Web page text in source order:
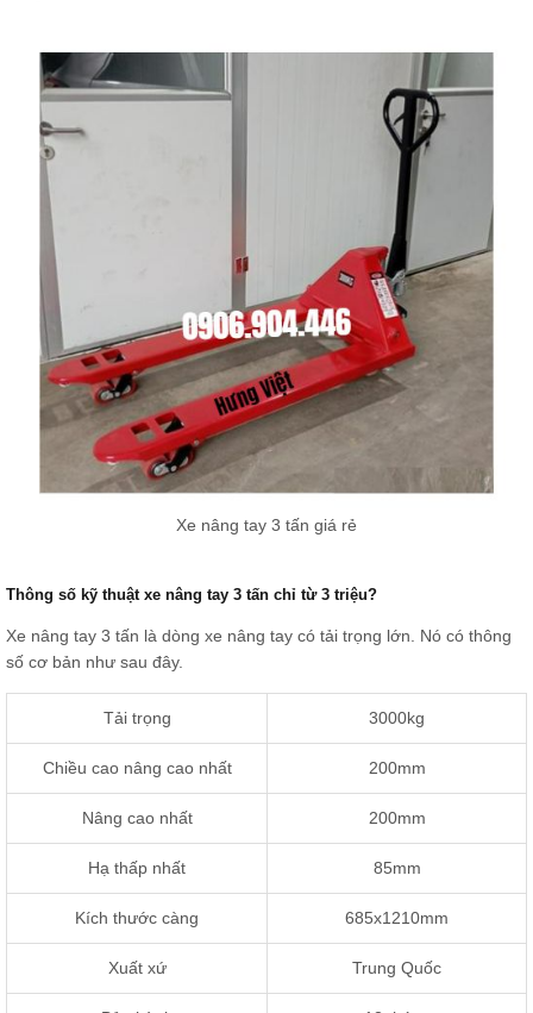
Xe nâng tay 3 tấn giá rẻ
Thông số kỹ thuật xe nâng tay 3 tấn chỉ từ 3 triệu?
Xe nâng tay 3 tấn là dòng xe nâng tay có tải trọng lớn. Nó có thông
số cơ bản như sau đây.
Tải trọng 3000kg
Chiều cao nâng cao nhất 200mm
Nâng cao nhất 200mm
Hạ thấp nhất 85mm
Kích thước càng 685x1210mm
Xuất xứ Trung Quốc